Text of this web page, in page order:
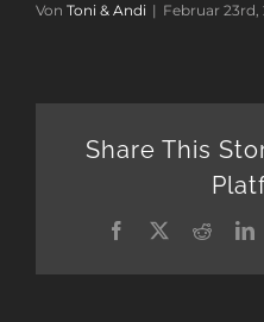
Von Toni & Andi | Februar 23rd,
Share This
Facebook
TwitterReddit